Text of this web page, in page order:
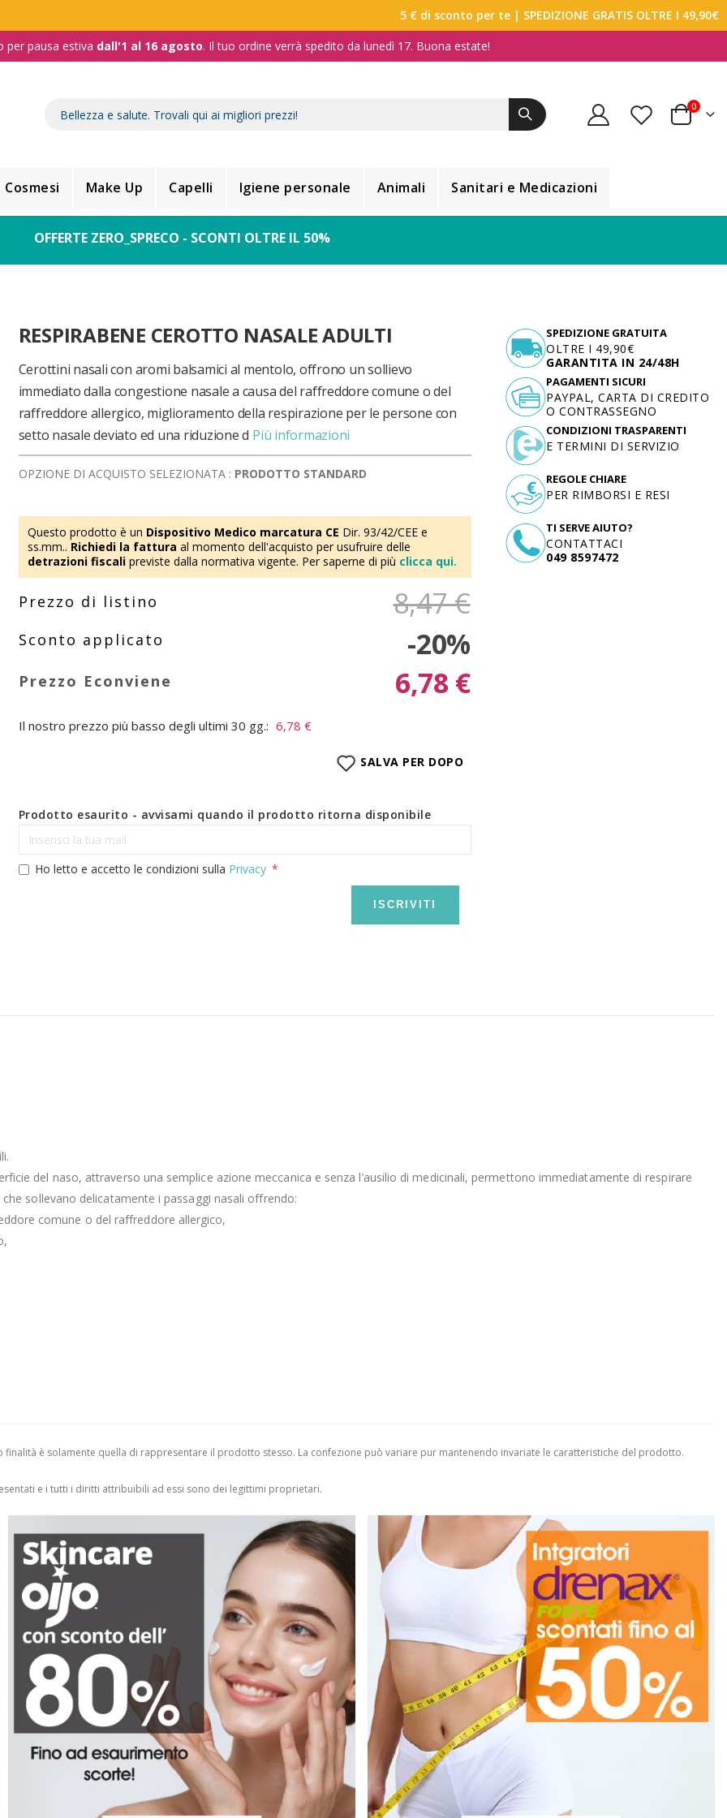
5 € di sconto per te | SPEDIZIONE GRATIS OLTRE I 49,90€
per pausa estiva dall'1 al 16 agosto. Il tuo ordine verrà spedito da lunedì 17. Buona estate!
Carrello
0
Cosmesi Make Up Capelli Igiene personale Animali Sanitari e Medicazioni
OFFERTE ZERO_SPRECO - SCONTI OLTRE IL 50%
RESPIRABENE CEROTTO NASALE ADULTI
Cerottini nasali con aromi balsamici al mentolo, offrono un sollievo
immediato dalla congestione nasale a causa del raffreddore comune o del
raffreddore allergico, miglioramento della respirazione per le persone con
setto nasale deviato ed una riduzione d Più informazioni
OPZIONE DI ACQUISTO SELEZIONATA : PRODOTTO STANDARD
Questo prodotto è un Dispositivo Medico marcatura CE Dir. 93/42/CEE e
ss.mm.. Richiedi la fattura al momento dell'acquisto per usufruire delle
detrazioni fiscalipreviste dalla normativa vigente. Per saperne di più clicca qui.
8,47 €
-20%
6,78 €
Il nostro prezzo più basso degli ultimi 30 gg.: 6,78 €
SALVA PER DOPO
Prodotto esaurito - avvisami quando il prodotto ritorna disponibile
Ho letto e accetto le condizioni sulla Privacy
ISCRIVITI
SPEDIZIONE GRATUITA
OLTRE I 49,90€
GARANTITA IN 24/48H
TI SERVE AIUTO?
CONTATTACI
049 8597472
PAGAMENTI SICURI
PAYPAL, CARTA DI CREDITO
O CONTRASSEGNO
CONDIZIONI TRASPARENTI
E TERMINI DI SERVIZIO
REGOLE CHIARE
PER RIMBORSI E RESI
del naso, attraverso una semplice azione meccanica e senza l’ausilio di medicinali, permettono immediatamente di respirare
sollevano delicatamente i passaggi nasali offrendo:
comune o del raffreddore allergico,
è solamente quella di rappresentare il prodotto stesso. La confezione può variare pur mantenendo invariate le caratteristiche del prodotto.
e i tutti i diritti attribuibili ad essi sono dei legittimi proprietari.